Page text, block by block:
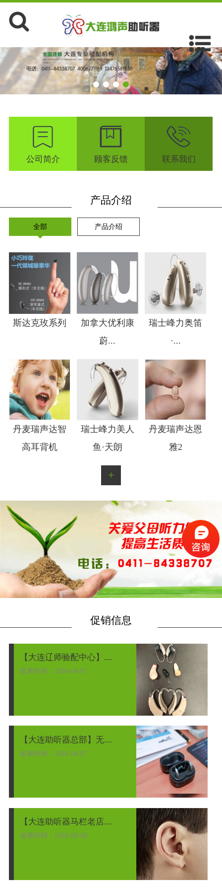
1 2 3 4
公司简介 顾客反馈 联系我们
产品介绍
全部 产品介绍
斯达克玫系列
加拿大优利康
蔚...
瑞士峰力奥笛
·...
丹麦瑞声达智
高耳背机
瑞士峰力美人
鱼·天朗
丹麦瑞声达恩
雅2
+
促销信息
【大连辽师验配中心】....
发表时间：2026-08-07
【大连助听器总部】无....
发表时间：2026-08-07
【大连助听器马栏老店....
发表时间：2026-08-06